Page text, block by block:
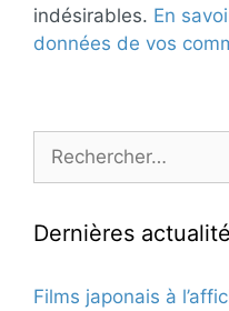
indésirables. En
données de vos
Dernières
Films japonais à